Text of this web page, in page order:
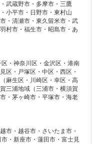
武蔵野市・多摩市・三鷹
小平市・日野市・東村山
・清瀬市・東久留米市・武
村市・福生市・昭島市・あ
・神奈川区・金沢区・港南
区・戸塚区・中区・西区・
麻生区・川崎区・幸区・高
三浦地域（三浦市・横須賀
・茅ヶ崎市・平塚市・海老
市・越谷市・さいたま市・
・新座市・蓮田市・富士見